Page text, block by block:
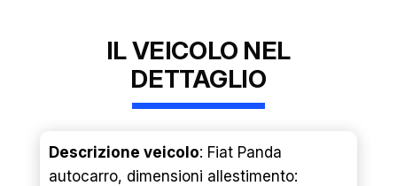
IL VEICOLO NEL
DETTAGLIO
Descrizione veicolo: Fiat Panda
autocarro, dimensioni allestimento: